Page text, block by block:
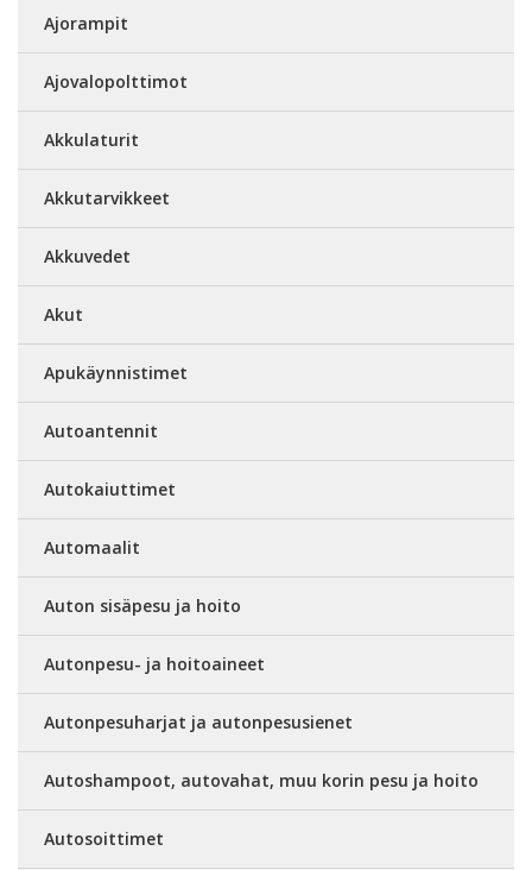
Ajorampit
Ajovalopolttimot
Akkulaturit
Akkutarvikkeet
Akkuvedet
Akut
Apukäynnistimet
Autoantennit
Autokaiuttimet
Automaalit
Auton sisäpesu ja hoito
Autonpesu- ja hoitoaineet
Autonpesuharjat ja autonpesusienet
Autoshampoot, autovahat, muu korin pesu ja hoito
Autosoittimet